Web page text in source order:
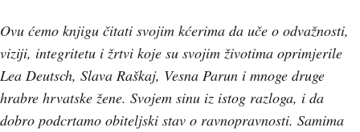
Ovu ćemo knjigu čitati svojim kćerima da uče o odvažnosti,
viziji, integritetu i žrtvi koje su svojim životima oprimjerile
Lea Deutsch, Slava Raškaj, Vesna Parun i mnoge druge
hrabre hrvatske žene. Svojem sinu iz istog razloga, i da
dobro podcrtamo obiteljski stav o ravnopravnosti. Samima